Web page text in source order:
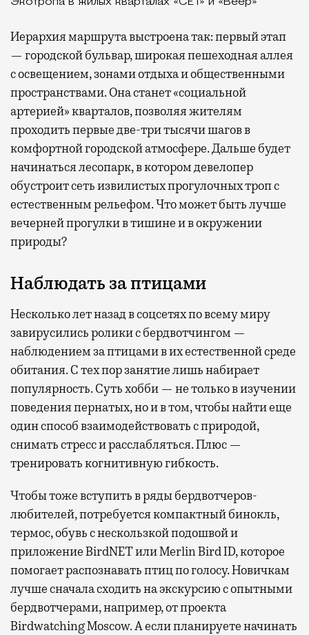
Экотропа в жилых кварталах «СЕТ» и «Веер»
Иерархия маршрута выстроена так: первый этап
— городской бульвар, широкая пешеходная аллея
с освещением, зонами отдыха и общественными
пространствами. Она станет «социальной
артерией» кварталов, позволяя жителям
проходить первые две-три тысячи шагов в
комфортной городской атмосфере. Дальше будет
начинаться лесопарк, в котором девелопер
обустроит сеть извилистых прогулочных троп с
естественным рельефом. Что может быть лучше
вечерней прогулки в тишине и в окружении
природы?
Наблюдать за птицами
Несколько лет назад в соцсетях по всему миру
завирусились ролики с бердвотчингом —
наблюдением за птицами в их естественной среде
обитания. С тех пор занятие лишь набирает
популярность. Суть хобби — не только в изучении
поведения пернатых, но и в том, чтобы найти еще
один способ взаимодействовать с природой,
снимать стресс и расслабляться. Плюс —
тренировать когнитивную гибкость.
Чтобы тоже вступить в ряды бердвотчеров-
любителей, потребуется компактный бинокль,
термос, обувь с нескользкой подошвой и
приложение BirdNET или Merlin Bird ID, которое
помогает распознавать птиц по голосу. Новичкам
лучше сначала сходить на экскурсию с опытными
бердвотчерами, например, от проекта
Birdwatching Moscow. А если планируете начинать